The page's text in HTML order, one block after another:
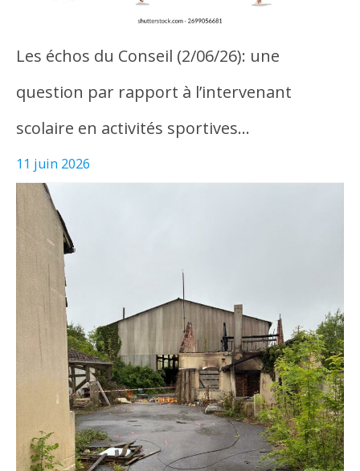
Les échos du Conseil (2/06/26): une
question par rapport à l’intervenant
scolaire en activités sportives…
11 juin 2026